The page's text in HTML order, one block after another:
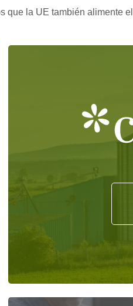
que la UE también alimente